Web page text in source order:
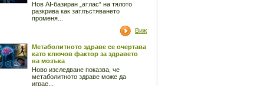
Нов AI-базиран „атлас“ на тялото
разкрива как затлъстяването
променя...
Виж
Метаболитното здраве се очертава
като ключов фактор за здравето
на мозъка
Ново изследване показва, че
метаболитното здраве може да
играе...